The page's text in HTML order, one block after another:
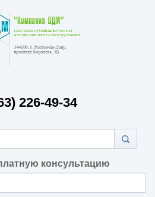
226-49-34
консультацию